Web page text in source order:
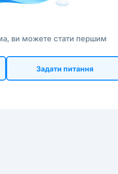
ви можете стати першим
Задати питання